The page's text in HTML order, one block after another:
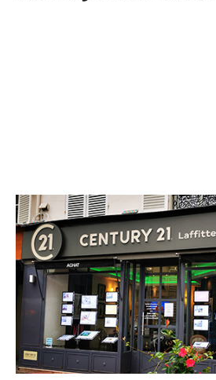
CENTURY 21
3 avenue de
MAISONS
Envoyer un
Téléphoner à